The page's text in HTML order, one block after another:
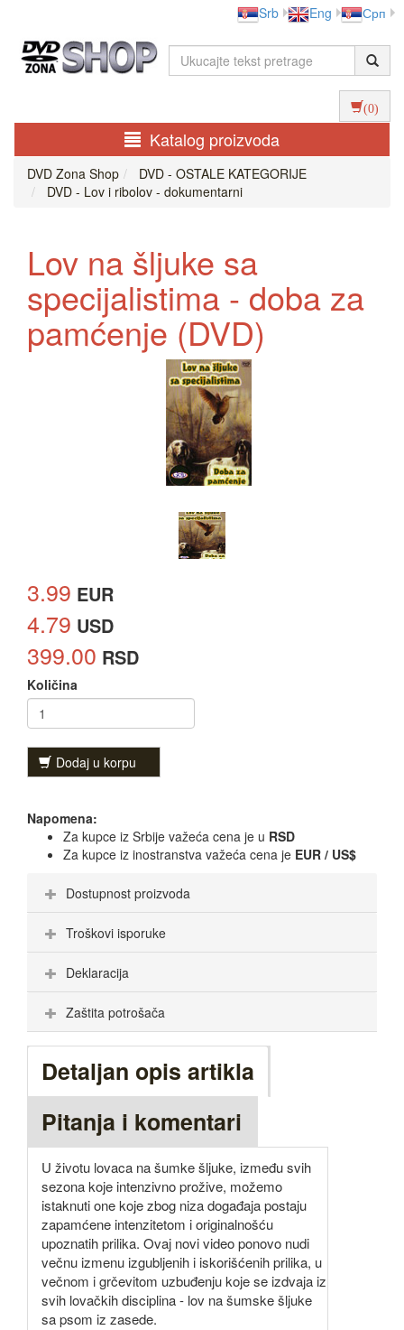
Srb Eng Срп
(0)
Katalog proizvoda
DVD Zona Shop
DVD - OSTALE KATEGORIJE
DVD - Lov i ribolov - dokumentarni
Lov na šljuke sa
specijalistima - doba za
pamćenje (DVD)
3.99 EUR
4.79 USD
399.00 RSD
Količina
Dodaj u korpu
Napomena:
Za kupce iz Srbije važeća cena je u RSD
Za kupce iz inostranstva važeća cena je EUR / US$
Dostupnost proizvoda
Troškovi isporuke
Deklaracija
Zaštita potrošača
Detaljan opis artikla
Pitanja i komentari
U životu lovaca na šumke šljuke, između svih
sezona koje intenzivno prožive, možemo
istaknuti one koje zbog niza događaja postaju
zapamćene intenzitetom i originalnošću
upoznatih prilika. Ovaj novi video ponovo nudi
večnu izmenu izgubljenih i iskorišćenih prilika, u
večnom i grčevitom uzbuđenju koje se izdvaja iz
svih lovačkih disciplina - lov na šumske šljuke
sa psom iz zasede.